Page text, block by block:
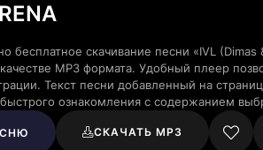
бесплатное скачивание песни «IVL
MP3 формата. Удобный плеер
Текст песни добавленный на
ознакомления с содержанием
СКАЧАТЬ MP3